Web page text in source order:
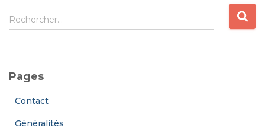
R
e
r
Rechercher…
Pages
Contact
Généralités